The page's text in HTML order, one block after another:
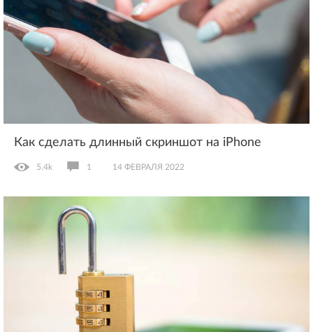
Как сделать длинный скриншот на iPhone
5.4k 1 14 ФЕВРАЛЯ 2022